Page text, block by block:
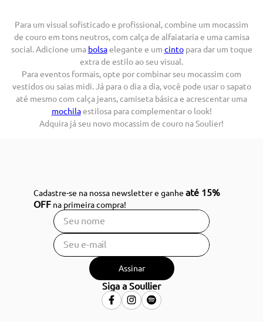
Para um visual sofisticado e profissional, combine um mocassim
de couro em tons neutros, com calça de alfaiataria e uma camisa
social. Adicione uma bolsaelegante e um cintopara dar um toque
extra de estilo ao seu visual.
Para eventos formais, opte por combinar seu mocassim com
vestidos ou saias midi. Já para o dia a dia, você pode usar o sapato
até mesmo com calça jeans, camiseta básica e acrescentar uma
mochilaestilosa para complementar o look!
Adquira já seu novo mocassim de couro na Soulier!
Cadastre-se na nossa newsletter e ganheaté 15%
OFF na primeira compra!
Assinar
Siga a Soullier